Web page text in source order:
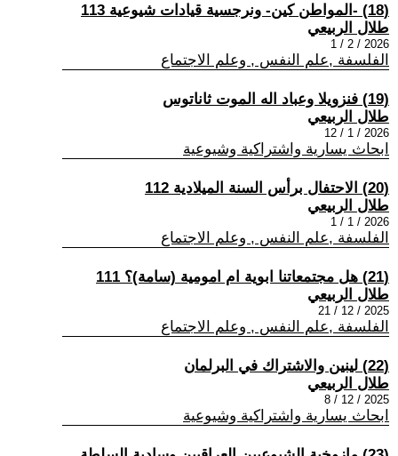
(18) -المواطن كين- ونرجسية قيادات شيوعية 113
طلال الربيعي
2026 / 2 / 1
الفلسفة ,علم النفس , وعلم الاجتماع
(19) فنزويلا وعباد اله الموت ثاناتوس
طلال الربيعي
2026 / 1 / 12
ابحاث يسارية واشتراكية وشيوعية
(20) الاحتفال برأس السنة الميلادية 112
طلال الربيعي
2026 / 1 / 1
الفلسفة ,علم النفس , وعلم الاجتماع
(21) هل مجتمعاتنا ابوية ام امومية (سامة)؟ 111
طلال الربيعي
2025 / 12 / 21
الفلسفة ,علم النفس , وعلم الاجتماع
(22) لينين والاشتراك في البرلمان
طلال الربيعي
2025 / 12 / 8
ابحاث يسارية واشتراكية وشيوعية